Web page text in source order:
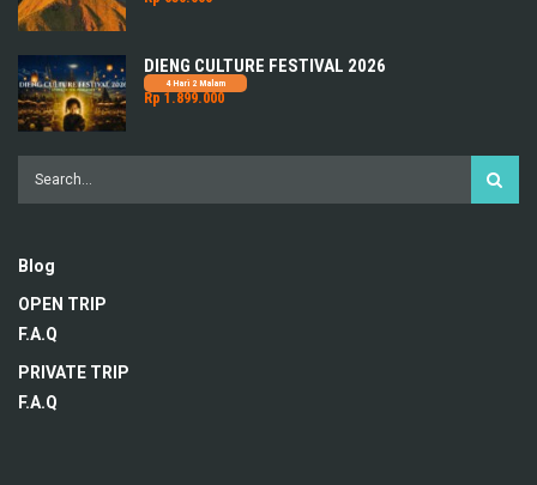
DIENG CULTURE FESTIVAL 2026
4 Hari 2 Malam
Rp 1.899.000
Blog
OPEN TRIP
F.A.Q
PRIVATE TRIP
F.A.Q